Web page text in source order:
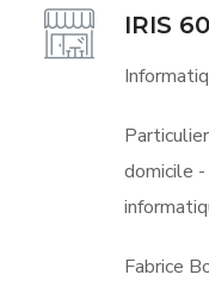
IRIS
domicile
Fabrice